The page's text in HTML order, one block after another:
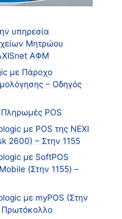
υπηρεσία
Μητρώου
ΑΦΜ
με Πάροχο
– Οδηγός
POS
με POS της NEXI
2600) – Στην 1155
με SoftPOS
(Στην 1155) –
με myPOS (Στην
Πρωτόκολλο